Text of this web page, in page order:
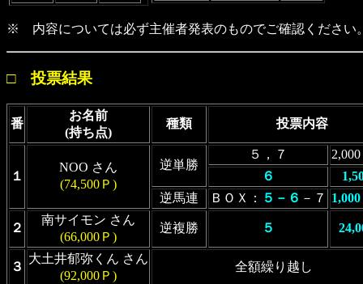
※ 内容については必ず主催者発表のものでご確認ください
□ 投票結果
番
お名前
(持ち点)
種類 投票内容
１
NOO さん
(74,500Ｐ)
逆単勝
５，７
６
逆馬連
ＢＯＸ： ５－６ －７
２
南サイモン さん
(66,000Ｐ)
逆複勝 ５
３
大土井郁弥くん さん
(92,000Ｐ)
全額繰り越し